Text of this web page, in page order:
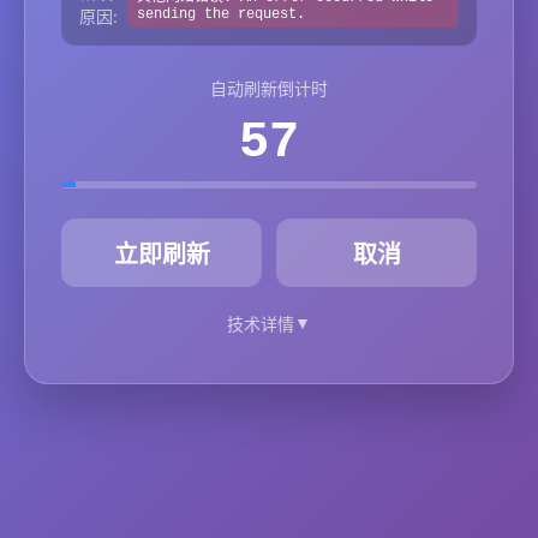
原因:
sending the request.
自动刷新倒计时
57
立即刷新 取消
技术详情▼